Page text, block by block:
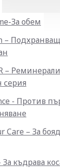
За обем
–
–
серия
- Против
Care – За
къдрава